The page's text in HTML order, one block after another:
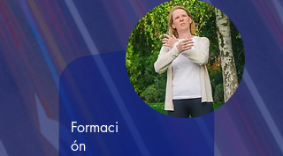
Formaci
ón